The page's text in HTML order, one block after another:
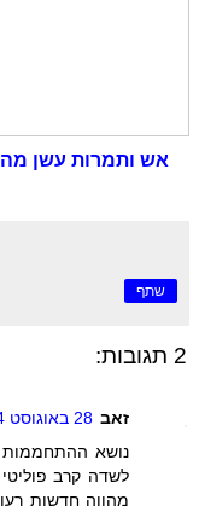
אש ותמרות עשן מה
שתף
2 תגובות:
זאב 28 באוגוסט 2014 בשעה 11:53
נושא ההתחממות
לשדה קרב
מהווה חדשות